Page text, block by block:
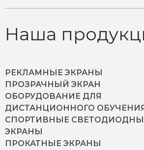
Наша
РЕКЛАМНЫЕ ЭКРАНЫ
ПРОЗРАЧНЫЙ ЭКРАН
ОБОРУДОВАНИЕ ДЛЯ
ДИСТАНЦИОННОГО
СПОРТИВНЫЕ
ЭКРАНЫ
ПРОКАТНЫЕ ЭКРАНЫ